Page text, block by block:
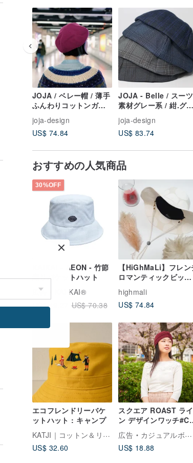
JOJA / ベレー帽 / 薄手
ふんわりコットンガー
ゼ / マゼンタ
joja-design
US$ 74.84
JOJA - Belle / スーツ
素材グレー系 / 紺.グレ
ー 青.グレーグレー.グ
レー
joja-design
US$ 83.74
おすすめの人気商品
30%OFF
KAIKAI - AEON - 竹節
織りバケットハット
広告
KAI KAI®
US$ 49.27
US$ 70.38
【HiGhMaLi】フレン
ロマンティックビッグ
プレートハット/ビッグ
ブリム/友武/ホワイト小
豆パン＃ギフト
highmali
US$ 74.84
エコフレンドリーバケ
ットハット : キャンプ
KATJI｜コットン＆リネン
US$ 32.60
スクエア ROAST ライ
ン デザインワッチ
#TR
広告
カジュアルボックス casual box
US$ 18.88